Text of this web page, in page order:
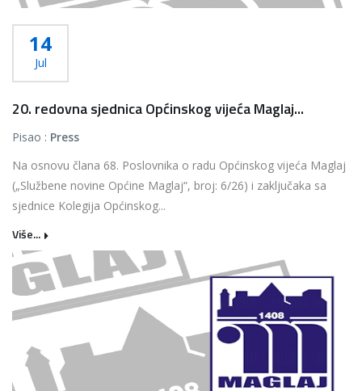
14
Jul
20. redovna sjednica Općinskog vijeća Maglaj...
Pisao : Press
Na osnovu člana 68. Poslovnika o radu Općinskog vijeća Maglaj
(„Službene novine Općine Maglaj“, broj: 6/26) i zaključaka sa
sjednice Kolegija Općinskog...
Više...